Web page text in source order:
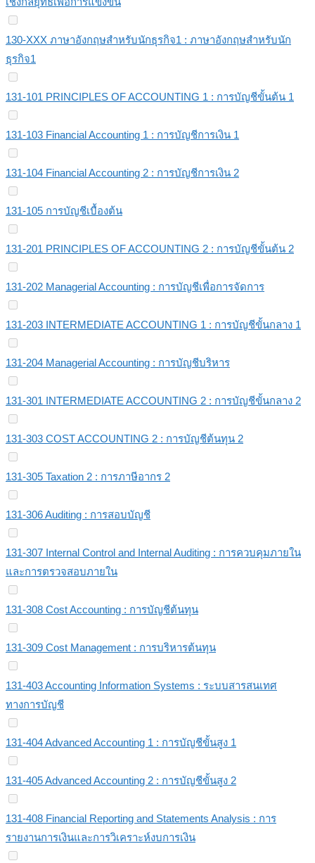
130-XXX ภาษาอังกฤษสำหรับนักธุรกิจ1 : ภาษาอังกฤษสำหรับนัก
ธุรกิจ1
131-101 PRINCIPLES OF ACCOUNTING 1 : การบัญชีขั้นต้น 1
131-103 Financial Accounting 1 : การบัญชีการเงิน 1
131-104 Financial Accounting 2 : การบัญชีการเงิน 2
131-105 การบัญชีเบื้องต้น
131-201 PRINCIPLES OF ACCOUNTING 2 : การบัญชีขั้นต้น 2
131-202 Managerial Accounting : การบัญชีเพื่อการจัดการ
131-203 INTERMEDIATE ACCOUNTING 1 : การบัญชีขั้นกลาง 1
131-204 Managerial Accounting : การบัญชีบริหาร
131-301 INTERMEDIATE ACCOUNTING 2 : การบัญชีขั้นกลาง 2
131-303 COST ACCOUNTING 2 : การบัญชีต้นทุน 2
131-305 Taxation 2 : การภาษีอากร 2
131-306 Auditing : การสอบบัญชี
131-307 Internal Control and Internal Auditing : การควบคุมภายใน
และการตรวจสอบภายใน
131-308 Cost Accounting : การบัญชีต้นทุน
131-309 Cost Management : การบริหารต้นทุน
131-403 Accounting Information Systems : ระบบสารสนเทศ
ทางการบัญชี
131-404 Advanced Accounting 1 : การบัญชีขั้นสูง 1
131-405 Advanced Accounting 2 : การบัญชีขั้นสูง 2
131-408 Financial Reporting and Statements Analysis : การ
รายงานการเงินและการวิเคราะห์งบการเงิน